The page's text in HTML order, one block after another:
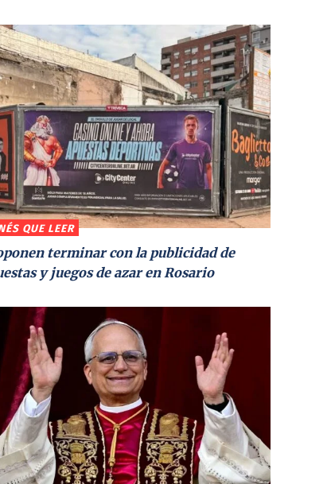
QUE LEER
terminar con la publicidad de
y juegos de azar en Rosario